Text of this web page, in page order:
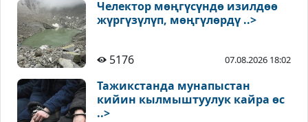
Челектор мөңгүсүндө изилдөө
жүргүзүлүп, мөңгүлөрдү ..>
5176 07.08.2026 18:02
Тажикстанда мунапыстан
кийин кылмыштуулук кайра өс
..>